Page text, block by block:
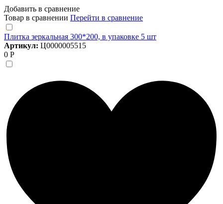
Добавить в сравнение
Товар в сравнении Перейти в сравнение
Плитка зеркальная 300*200, в упаковке 5 шт
Артикул: Ц0000005515
0 Р